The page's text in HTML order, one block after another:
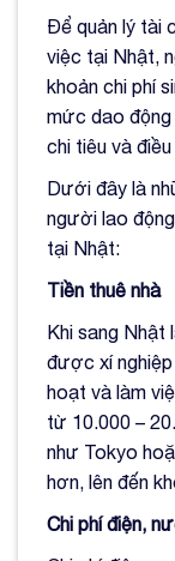
Để quản lý tài
việc tại Nhật,
khoản chi phí
mức dao động
chi tiêu và
Dưới đây là
người lao
tại Nhật:
Tiền thuê nhà
Khi sang Nhật
được xí
hoạt và làm
từ 10.000 –
như Tokyo
hơn, lên đến
Chi phí điện,